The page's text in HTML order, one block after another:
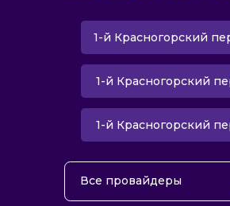
1-й Красногорский
1-й Красногорский
1-й Красногорский
Все провайдеры